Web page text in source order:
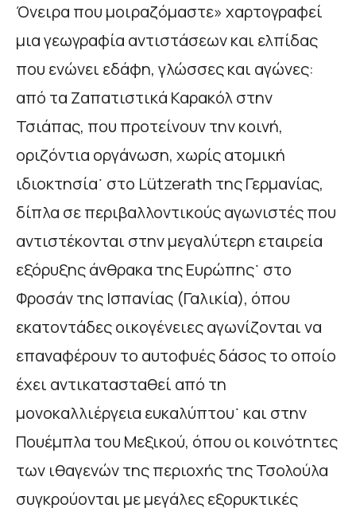
Όνειρα που μοιραζόμαστε» χαρτογραφεί
μια γεωγραφία αντιστάσεων και ελπίδας
που ενώνει εδάφη, γλώσσες και αγώνες:
από τα Ζαπατιστικά Καρακόλ στην
Τσιάπας, που προτείνουν την κοινή,
οριζόντια οργάνωση, χωρίς ατομική
ιδιοκτησία˙ στο Lützerath της Γερμανίας,
δίπλα σε περιβαλλοντικούς αγωνιστές που
αντιστέκονται στην μεγαλύτερη εταιρεία
εξόρυξης άνθρακα της Ευρώπης˙ στο
Φροσάν της Ισπανίας (Γαλικία), όπου
εκατοντάδες οικογένειες αγωνίζονται να
επαναφέρουν το αυτοφυές δάσος το οποίο
έχει αντικατασταθεί από τη
μονοκαλλιέργεια ευκαλύπτου˙ και στην
Πουέμπλα του Μεξικού, όπου οι κοινότητες
των ιθαγενών της περιοχής της Τσολούλα
συγκρούονται με μεγάλες εξορυκτικές